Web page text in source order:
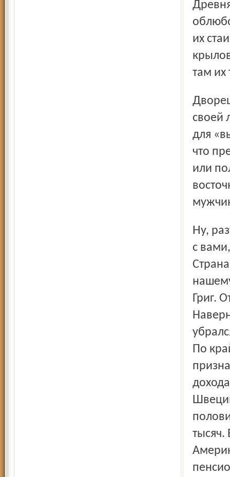
Древняя крепость, которую в огромном числе
их
там их
Дворец, который любвеобильный эмир выстроил для
своей
для
что
или
Ну, разумеется, хочется знать, и как живут простые, как мы
с
Григ.
По
тысяч.